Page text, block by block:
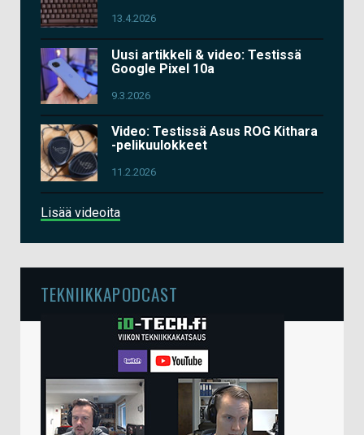
13.4.2026
Uusi artikkeli & video: Testissä
Google Pixel 10a
9.3.2026
Video: Testissä Asus ROG Kithara
-pelikuulokkeet
11.2.2026
Lisää videoita
TEKNIIKKAPODCAST